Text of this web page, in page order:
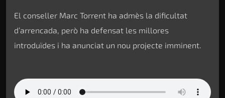
El conseller Marc Torrent ha admès la dificultat
d’arrencada, però ha defensat les millores
introduïdes i ha anunciat un nou projecte imminent.